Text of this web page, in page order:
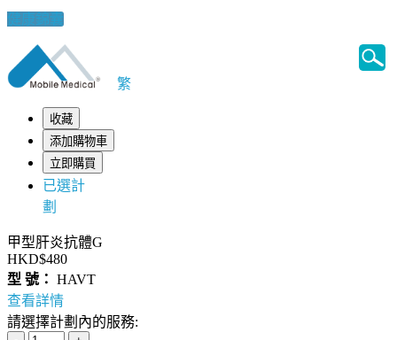
健康錦囊
繁
收藏
添加購物車
立即購買
已選計
劃
甲型肝炎抗體G
HKD$480
型 號： HAVT
查看詳情
請選擇計劃內的服務: